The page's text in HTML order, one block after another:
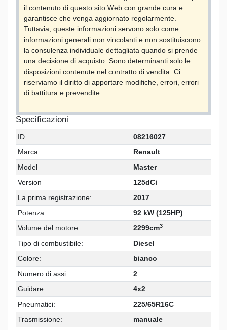
il contenuto di questo sito Web con grande cura e
garantisce che venga aggiornato regolarmente.
Tuttavia, queste informazioni servono solo come
informazioni generali non vincolanti e non sostituiscono
la consulenza individuale dettagliata quando si prende
una decisione di acquisto. Sono determinanti solo le
disposizioni contenute nel contratto di vendita. Ci
riserviamo il diritto di apportare modifiche, errori, errori
di battitura e prevendite.
Specificazioni
ID:
08216027
Marca:
Renault
Model
Master
Version
125dCi
La prima registrazione:
2017
Potenza:
92 kW (125HP)
Volume del motore:
2299cm3
Tipo di combustibile:
Diesel
Colore:
bianco
Numero di assi:
2
Guidare:
4x2
Pneumatici:
225/65R16C
Trasmissione:
manuale